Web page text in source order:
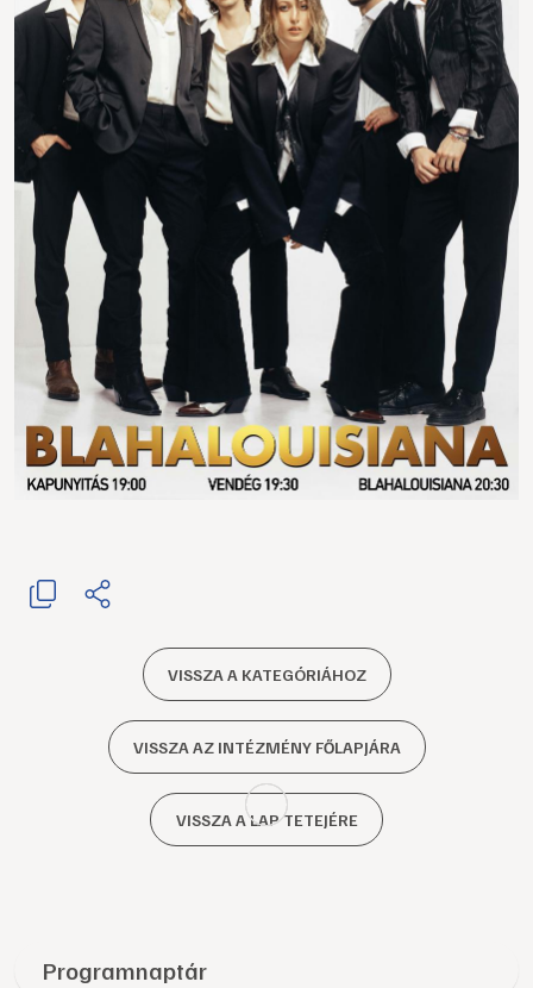
VISSZA A KATEGÓRIÁHOZ
VISSZA AZ INTÉZMÉNY FŐLAPJÁRA
VISSZA A LAP TETEJÉRE
Programnaptár